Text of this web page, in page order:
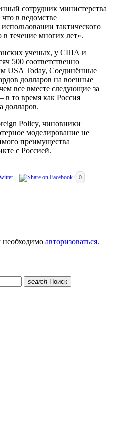
сотрудник министерства
в ведомстве
тактического
течение многих лет».
ученых, у США и
500 соответственно
USA Today, Соединённые
долларов на военные
все вместе следующие за
в то время как Россия
долларов.
Policy, чиновники
моделирование не
преимущества
с Россией.
0
необходимо авторизоваться.
search Поиск